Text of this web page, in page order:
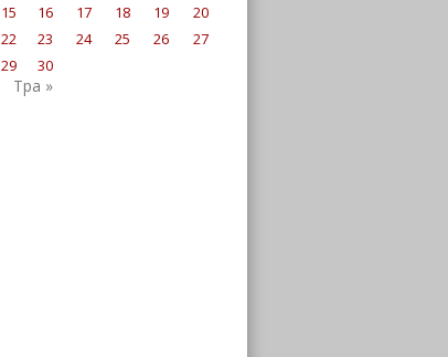
15 16 17 18 19
20
22 23 24 25 26
27
29 30
Тра »